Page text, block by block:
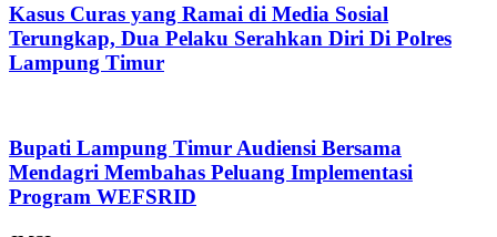
Kasus Curas yang Ramai di Media Sosial
Terungkap, Dua Pelaku Serahkan Diri Di Polres
Lampung Timur
Bupati Lampung Timur Audiensi Bersama
Mendagri Membahas Peluang Implementasi
Program WEFSRID